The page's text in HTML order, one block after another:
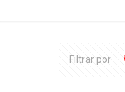
Filtrar por